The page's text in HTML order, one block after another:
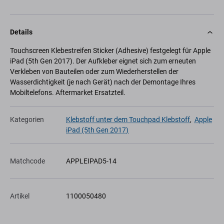
Details
Touchscreen Klebestreifen Sticker (Adhesive) festgelegt für Apple
iPad (5th Gen 2017). Der Aufkleber eignet sich zum erneuten
Verkleben von Bauteilen oder zum Wiederherstellen der
Wasserdichtigkeit (je nach Gerät) nach der Demontage Ihres
Mobiltelefons. Aftermarket Ersatzteil.
Kategorien Klebstoff unter dem Touchpad Klebstoff, Apple
iPad (5th Gen 2017)
Matchcode APPLEIPAD5-14
Artikel 1100050480